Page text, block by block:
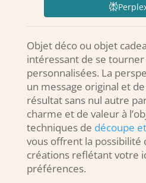
Objet déco ou objet
intéressant de se
personnalisées. La
un message original et
résultat sans nul autre
charme et de valeur à
techniques de découpe
vous offrent la possibilité
créations reflétant votre
préférences.